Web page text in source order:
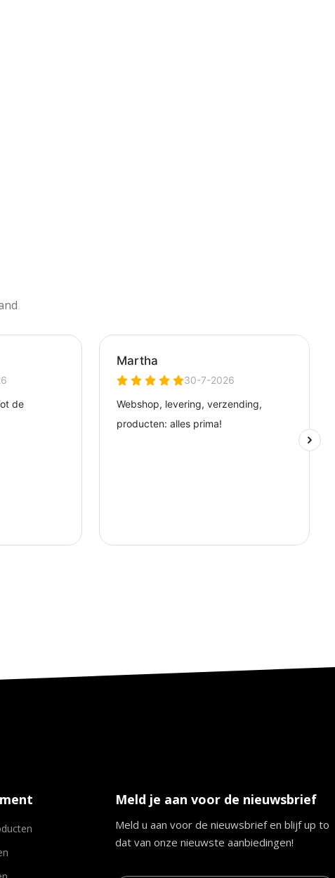
Meld je aan voor de nieuwsbrief
Meld u aan voor de nieuwsbrief en blijf up to
dat van onze nieuwste aanbiedingen!